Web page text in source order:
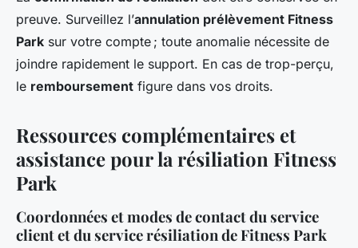
preuve. Surveillez l’annulation prélèvement Fitness
Park sur votre compte ; toute anomalie nécessite de
joindre rapidement le support. En cas de trop-perçu,
le remboursement figure dans vos droits.
Ressources complémentaires et
assistance pour la résiliation Fitness
Park
Coordonnées et modes de contact du service
client et du service résiliation de Fitness Park